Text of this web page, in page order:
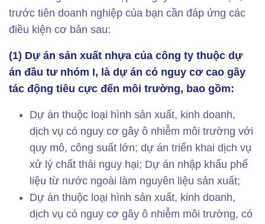
trước tiên doanh nghiệp của bạn cần đáp ứng các
điều kiện cơ bản sau:
(1) Dự án sản xuất nhựa của công ty thuộc dự
án đầu tư nhóm I, là dự án có nguy cơ cao gây
tác động tiêu cực đến môi trường, bao gồm:
Dự án thuộc loại hình sản xuất, kinh doanh,
dịch vụ có nguy cơ gây ô nhiễm môi trường với
quy mô, công suất lớn; dự án triển khai dịch vụ
xử lý chất thải nguy hại; Dự án nhập khẩu phế
liệu từ nước ngoài làm nguyên liệu sản xuất;
Dự án thuộc loại hình sản xuất, kinh doanh,
dịch vụ có nguy cơ gây ô nhiễm môi trường, có